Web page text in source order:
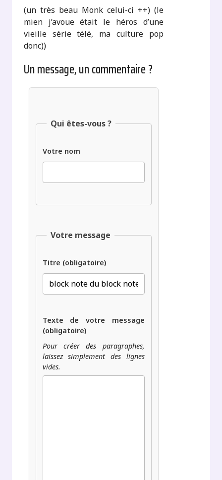
(un très beau Monk celui-ci ++) (le
mien j’avoue était le héros d’une
vieille série télé, ma culture pop
donc))
Un message, un commentaire ?
Qui êtes-vous ?
Votre nom
Votre message
Titre (obligatoire)
Texte de votre message
(obligatoire)
Pour créer des paragraphes,
laissez simplement des lignes
vides.